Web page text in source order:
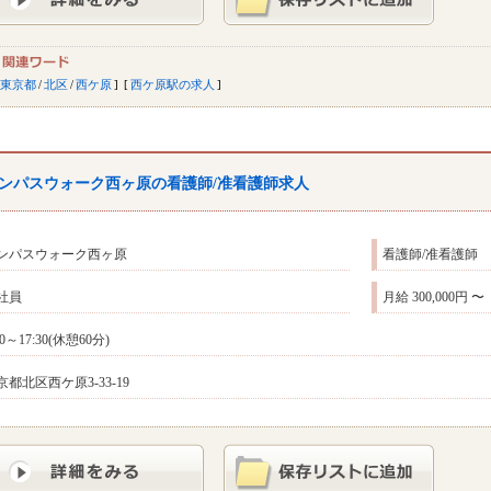
東京都/北区/西ケ原 西ケ原駅の求人
パスウォーク西ヶ原の看護師/准看護師求人
パスウォーク西ヶ原 看護師/准看護師
員 月給 300,000円 〜
～17:30(休憩60分)
都北区西ケ原3-33-19